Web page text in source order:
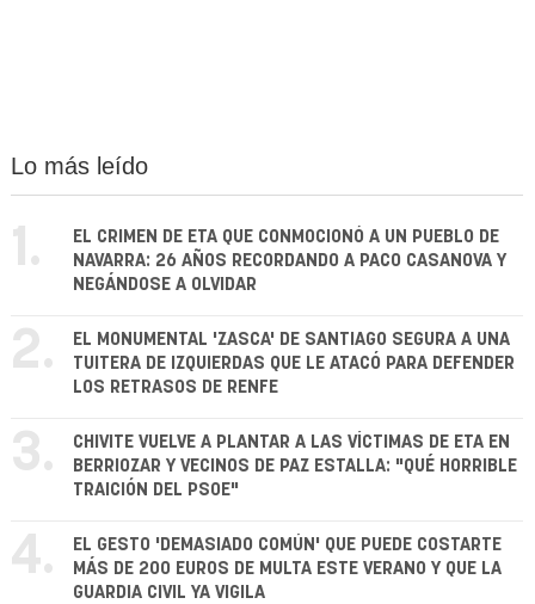
Lo más leído
1.
EL CRIMEN DE ETA QUE CONMOCIONÓ A UN PUEBLO DE
NAVARRA: 26 AÑOS RECORDANDO A PACO CASANOVA Y
NEGÁNDOSE A OLVIDAR
2.
EL MONUMENTAL 'ZASCA' DE SANTIAGO SEGURA A UNA
TUITERA DE IZQUIERDAS QUE LE ATACÓ PARA DEFENDER
LOS RETRASOS DE RENFE
3.
CHIVITE VUELVE A PLANTAR A LAS VÍCTIMAS DE ETA EN
BERRIOZAR Y VECINOS DE PAZ ESTALLA: "QUÉ HORRIBLE
TRAICIÓN DEL PSOE"
4.
EL GESTO 'DEMASIADO COMÚN' QUE PUEDE COSTARTE
MÁS DE 200 EUROS DE MULTA ESTE VERANO Y QUE LA
GUARDIA CIVIL YA VIGILA